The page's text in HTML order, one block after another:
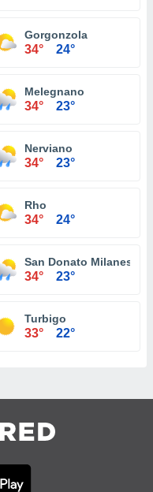
Gorgonzola
34° 24°
Melegnano
34° 23°
Nerviano
34° 23°
Rho
34° 24°
San Donato Milanese
34° 23°
Turbigo
33° 22°